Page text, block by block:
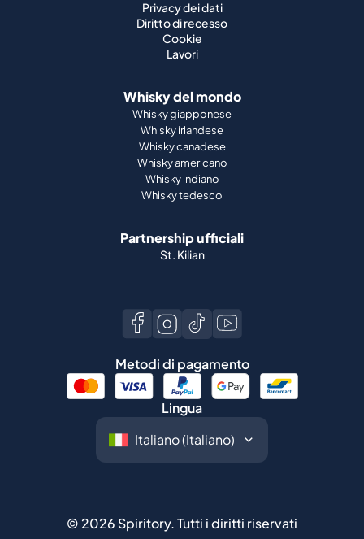
Privacy dei dati
Diritto di recesso
Cookie
Lavori
Whisky del mondo
Whisky giapponese
Whisky irlandese
Whisky canadese
Whisky americano
Whisky indiano
Whisky tedesco
Partnership ufficiali
St. Kilian
Metodi di pagamento
Lingua
© 2026 Spiritory.Tutti i diritti riservati